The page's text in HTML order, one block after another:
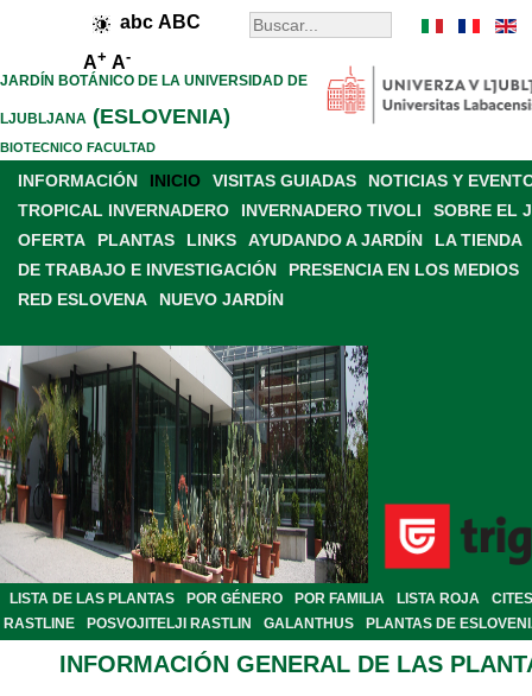
abc ABC
A+ A-
JARDÍN BOTÁNICO DE LA UNIVERSIDAD DE
LJUBLJANA (ESLOVENIA)
BIOTECNICO FACULTAD
INFORMACIÓN INICIO VISITAS GUIADAS
NOTICIAS Y
TROPICAL INVERNADERO
INVERNADERO TIVOLI
SOBRE EL
OFERTA
PLANTAS LINKS AYUDANDO A JARDÍN
LA TIENDA
DE TRABAJO E INVESTIGACIÓN
PRESENCIA EN LOS MEDIOS
RED ESLOVENA
NUEVO JARDÍN
LISTA DE LAS PLANTAS POR GÉNERO POR FAMILIA LISTA ROJA
CITES
RASTLINE
POSVOJITELJI RASTLIN GALANTHUS PLANTAS DE
INFORMACIÓN GENERAL DE LAS